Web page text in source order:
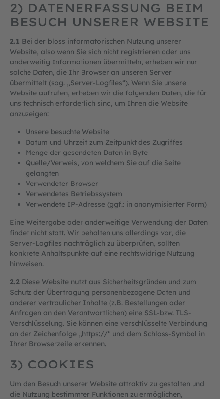
2) DATENERFASSUNG BEIM
BESUCH UNSERER WEBSITE
2.1 Bei der bloss informatorischen Nutzung unserer
Website, also wenn Sie sich nicht registrieren oder uns
anderweitig Informationen übermitteln, erheben wir nur
solche Daten, die Ihr Browser an unseren Server
übermittelt (sog. „Server-Logfiles“). Wenn Sie unsere
Website aufrufen, erheben wir die folgenden Daten, die für
uns technisch erforderlich sind, um Ihnen die Website
anzuzeigen:
Unsere besuchte Website
Datum und Uhrzeit zum Zeitpunkt des Zugriffes
Menge der gesendeten Daten in Byte
Quelle/Verweis, von welchem Sie auf die Seite
gelangten
Verwendeter Browser
Verwendetes Betriebssystem
Verwendete IP-Adresse (ggf.: in anonymisierter Form)
Eine Weitergabe oder anderweitige Verwendung der Daten
findet nicht statt. Wir behalten uns allerdings vor, die
Server-Logfiles nachträglich zu überprüfen, sollten
konkrete Anhaltspunkte auf eine rechtswidrige Nutzung
hinweisen.
2.2 Diese Website nutzt aus Sicherheitsgründen und zum
Schutz der Übertragung personenbezogene Daten und
anderer vertraulicher Inhalte (z.B. Bestellungen oder
Anfragen an den Verantwortlichen) eine SSL-bzw. TLS-
Verschlüsselung. Sie können eine verschlüsselte Verbindung
an der Zeichenfolge „https://“ und dem Schloss-Symbol in
Ihrer Browserzeile erkennen.
3) COOKIES
Um den Besuch unserer Website attraktiv zu gestalten und
die Nutzung bestimmter Funktionen zu ermöglichen,